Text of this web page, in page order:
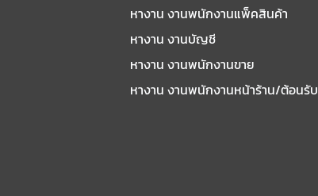
หางาน งานพนักงานแพ็คสินค้า
หางาน งานบัญชี
หางาน งานพนักงานขาย
หางาน งานพนักงานหน้าร้าน/ต้อนรับ